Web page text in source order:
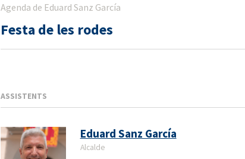
Agenda de Eduard Sanz García
Festa de les rodes
ASSISTENTS
Eduard Sanz García
Alcalde